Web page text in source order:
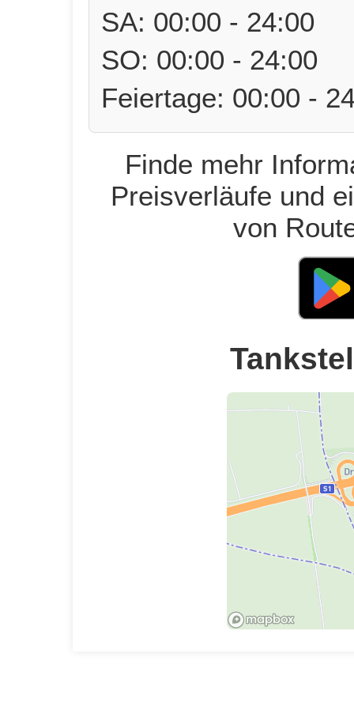
SA: 00:00 - 24:00
SO: 00:00 - 24:00
Feiertage: 00:00 -
Finde mehr
Preisverläufe und
von